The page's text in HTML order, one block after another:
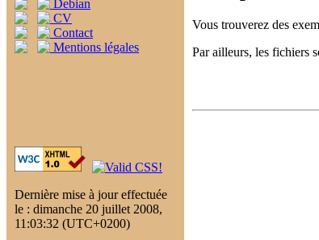
Vous trouverez des
Par ailleurs, les fichiers
Debian
CV
Contact
Mentions légales
Dernière mise à jour effectuée
le : dimanche 20 juillet 2008,
11:03:32 (UTC+0200)